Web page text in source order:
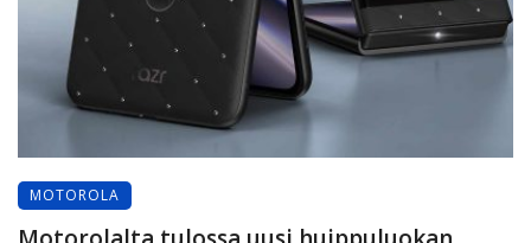
MOTOROLA